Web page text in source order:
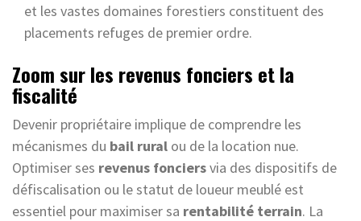
et les vastes domaines forestiers constituent des
placements refuges de premier ordre.
Zoom sur les revenus fonciers et la
fiscalité
Devenir propriétaire implique de comprendre les
mécanismes du bail rural ou de la location nue.
Optimiser ses revenus fonciersvia des dispositifs de
défiscalisation ou le statut de loueur meublé est
essentiel pour maximiser sa rentabilité terrain. La